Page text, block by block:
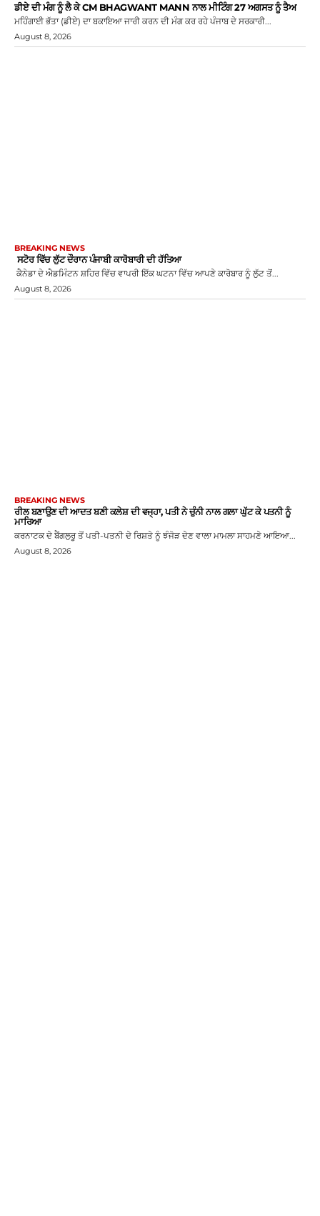
ਡੀਏ ਦੀ ਮੰਗ ਨੂੰ ਲੈ ਕੇ CM BHAGWANT MANN ਨਾਲ ਮੀਟਿੰਗ 27 ਅਗਸਤ ਨੂੰ ਤੈਅ
ਮਹਿੰਗਾਈ ਭੱਤਾ (ਡੀਏ) ਦਾ ਬਕਾਇਆ ਜਾਰੀ ਕਰਨ ਦੀ ਮੰਗ ਕਰ ਰਹੇ ਪੰਜਾਬ ਦੇ ਸਰਕਾਰੀ...
August 8, 2026
BREAKING NEWS
ਸਟੋਰ ਵਿੱਚ ਲੁੱਟ ਦੌਰਾਨ ਪੰਜਾਬੀ ਕਾਰੋਬਾਰੀ ਦੀ ਹੱਤਿਆ
ਕੈਨੇਡਾ ਦੇ ਐਡਮਿੰਟਨ ਸ਼ਹਿਰ ਵਿੱਚ ਵਾਪਰੀ ਇੱਕ ਘਟਨਾ ਵਿੱਚ ਆਪਣੇ ਕਾਰੋਬਾਰ ਨੂੰ ਲੁੱਟ ਤੋਂ...
August 8, 2026
BREAKING NEWS
ਰੀਲ ਬਣਾਉਣ ਦੀ ਆਦਤ ਬਣੀ ਕਲੇਸ਼ ਦੀ ਵਜ੍ਹਾ, ਪਤੀ ਨੇ ਚੁੰਨੀ ਨਾਲ ਗਲਾ ਘੁੱਟ ਕੇ ਪਤਨੀ ਨੂੰ
ਮਾਰਿਆ
ਕਰਨਾਟਕ ਦੇ ਬੈਂਗਲੁਰੂ ਤੋਂ ਪਤੀ-ਪਤਨੀ ਦੇ ਰਿਸ਼ਤੇ ਨੂੰ ਝੰਜੋੜ ਦੇਣ ਵਾਲਾ ਮਾਮਲਾ ਸਾਹਮਣੇ ਆਇਆ...
August 8, 2026